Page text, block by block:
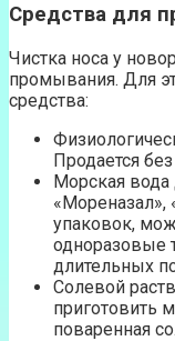
Средства для
Чистка носа у
промывания. Для
средства:
Продается
Морская вода
упаковок,
одноразовые
длительных
Солевой
приготовить
поваренная